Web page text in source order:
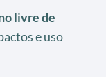
livre de
e uso